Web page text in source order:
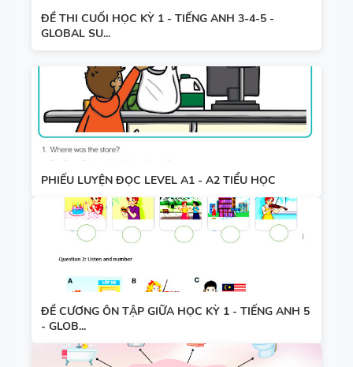
ĐỀ THI CUỐI HỌC KỲ 1 - TIẾNG ANH 3-4-5 -
GLOBAL SU...
PHIẾU LUYỆN ĐỌC LEVEL A1 - A2 TIỂU HỌC
ĐỀ CƯƠNG ÔN TẬP GIỮA HỌC KỲ 1 - TIẾNG ANH 5
- GLOB...